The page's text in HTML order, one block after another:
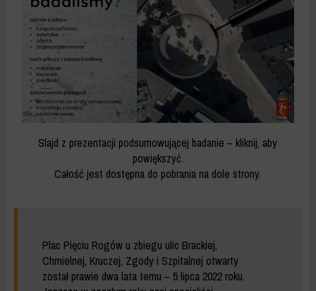
Slajd z prezentacji podsumowującej badanie – kliknij, aby
powiększyć.
Całość jest dostępna do pobrania na dole strony.
Plac Pięciu Rogów u zbiegu ulic Brackiej,
Chmielnej, Kruczej, Zgody i Szpitalnej otwarty
został prawie dwa lata temu – 5 lipca 2022 roku.